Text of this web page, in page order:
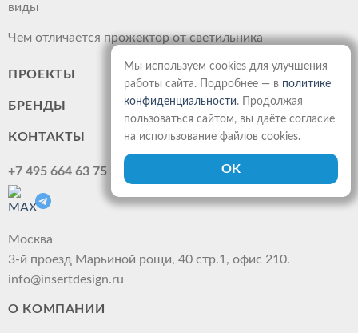
виды
Чем отличается прожектор от светильника
ПРОЕКТЫ
БРЕНДЫ
КОНТАКТЫ
+7 495 664 63 75
Москва
3-й проезд Марьиной рощи, 40 стр.1, офис 210.
info@insertdesign.ru
О КОМПАНИИ
Мы используем cookies для улучшения
работы сайта. Подробнее — в политике
конфиденциальности. Продолжая
пользоваться сайтом, вы даёте согласие
на использование файлов cookies.